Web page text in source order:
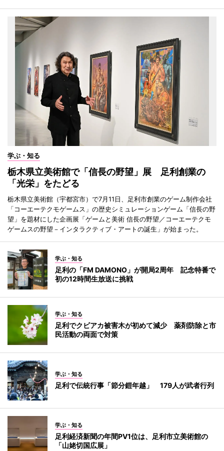
学ぶ・知る
栃木県立美術館で「信長の野望」展 足利創業の
「光栄」をたどる
栃木県立美術館（宇都宮市）で7月11日、足利市創業のゲーム制作会社
「コーエーテクモゲームス」の歴史シミュレーションゲーム「信長の野
望」を題材にした企画展「ゲームと美術 信長の野望／コーエーテクモ
ゲームスの野望－インタラクティブ・アートの誕生」が始まった。
学ぶ・知る
足利の「FM DAMONO」が開局2周年 記念特番で
初の12時間生放送に挑戦
学ぶ・知る
足利でクビアカ被害木が初めて減少 薬剤防除と市
民活動の両面で対策
学ぶ・知る
足利で伝統行事「節分鎧年越」 179人が武者行列
学ぶ・知る
足利経済新聞の年間PV1位は、足利市立美術館の
「山姥切国広展」